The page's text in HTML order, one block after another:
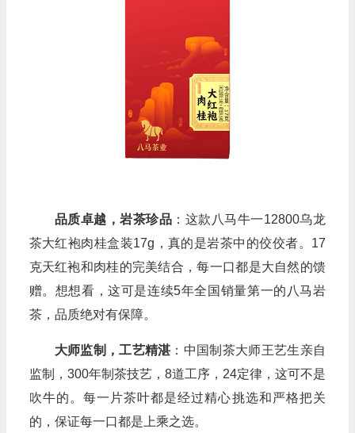
品质卓越，岩茶珍品 ：这款八马牛一12800乌龙
茶大红袍肉桂盒装17g，真的是岩茶中的佼佼者。17
克天红袍和肉桂的完美结合，每一口都是大自然的馈
赠。想想看，这可是连续5年全国销量第一的八马岩
茶，品质绝对有保障。
大师监制，工艺精湛：中国制茶大师王艺生亲自
监制，300年制茶技艺，8道工序，24定律，这可不是
吹牛的。每一片茶叶都是经过精心挑选和严格把关
的，保证每一口都是上乘之选。